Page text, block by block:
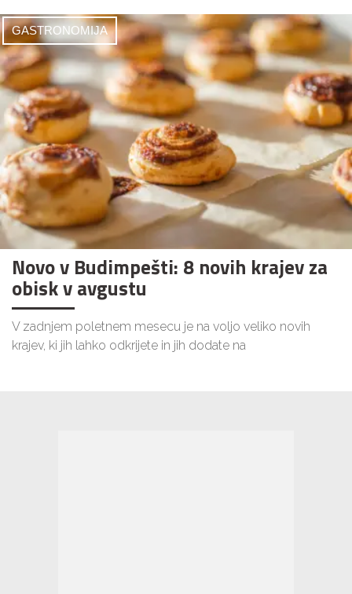
GASTRONOMIJA
Novo v Budimpešti: 8 novih krajev za
obisk v avgustu
V zadnjem poletnem mesecu je na voljo veliko novih
krajev, ki jih lahko odkrijete in jih dodate na